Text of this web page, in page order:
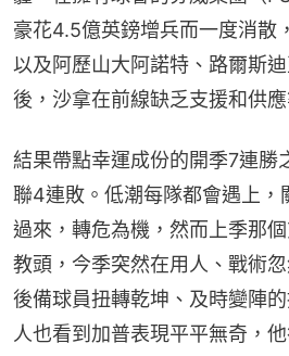
豪花4.5億英鎊增兵而一度消散
以及阿歷山大阿諾特、路爾斯
後，沙拿在前線缺乏支援和供應
結果帶點幸運成份的開季7連勝
聯4連敗。低潮每隊都會遇上，
過來，轉危為機，然而上季那
教頭，今季突然在用人、戰術
後備球員扭轉乾坤、及時變陣
人也看到加普表現平平無奇，